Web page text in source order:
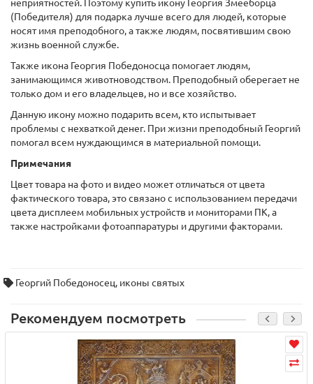
неприятностей. Поэтому купить икону Георгия Змееборца
(Победителя) для подарка лучше всего для людей, которые
носят имя преподобного, а также людям, посвятившим свою
жизнь военной службе.
Также икона Георгия Победоносца помогает людям,
занимающимся животноводством. Преподобный оберегает не
только дом и его владельцев, но и все хозяйство.
Данную икону можно подарить всем, кто испытывает
проблемы с нехваткой денег. При жизни преподобный Георгий
помогал всем нуждающимся в материальной помощи.
Примечания
Цвет товара на фото и видео может отличаться от цвета
фактического товара, это связано с использованием передачи
цвета дисплеем мобильных устройств и мониторами ПК, а
также настройками фотоаппаратуры и другими факторами.
Георгий Победоносец, иконы святых
Рекомендуем посмотреть